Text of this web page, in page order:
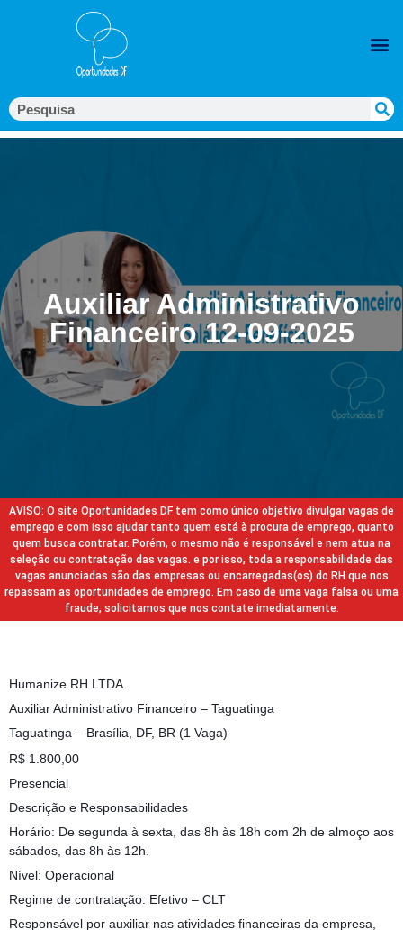
Auxiliar Administrativo
Financeiro 12-09-2025
AVISO: O site Oportunidades DF tem como único objetivo divulgar vagas de
emprego e com isso ajudar tanto quem está à procura de emprego, quanto
quem busca contratar. Porém, o mesmo não é responsável e nem atua na
seleção ou contratação das vagas. e por isso, toda a responsabilidade das
vagas anunciadas são das empresas ou encarregadas(os) do RH que nos
repassam as oportunidades de emprego. Em caso de uma vaga falsa ou uma
fraude, solicitamos que nos contate imediatamente.
Humanize RH LTDA
Auxiliar Administrativo Financeiro – Taguatinga
Taguatinga – Brasília, DF, BR (1 Vaga)
R$ 1.800,00
Presencial
Descrição e Responsabilidades
Horário: De segunda à sexta, das 8h às 18h com 2h de almoço aos
sábados, das 8h às 12h.
Nível: Operacional
Regime de contratação: Efetivo – CLT
Responsável por auxiliar nas atividades financeiras da empresa,